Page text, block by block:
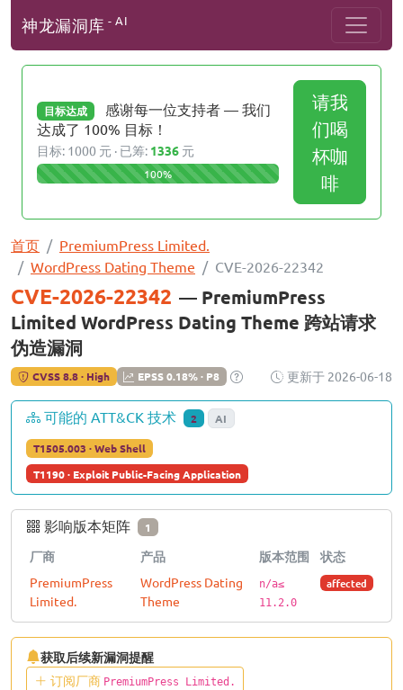
神龙漏洞库 - AI
目标达成
感谢每一位支持者 — 我们
达成了 100% 目标！
目标: 1000 元 · 已筹: 1336 元
100%
请我
们喝
杯咖
啡
首页
PremiumPress Limited.
WordPress Dating Theme
CVE-2026-22342
CVE-2026-22342 — PremiumPress
Limited WordPress Dating Theme 跨站请求
伪造漏洞
CVSS 8.8 · High EPSS 0.18% · P8 更新于 2026-06-18
可能的 ATT&CK 技术 2 AI
T1505.003 · Web Shell
T1190 · Exploit Public-Facing Application
影响版本矩阵 1
厂商 产品 版本范围
状态
PremiumPress
Limited.
WordPress Dating
Theme
n/a≤
11.2.0
affected
获取后续新漏洞提醒
订阅厂商 PremiumPress Limited.